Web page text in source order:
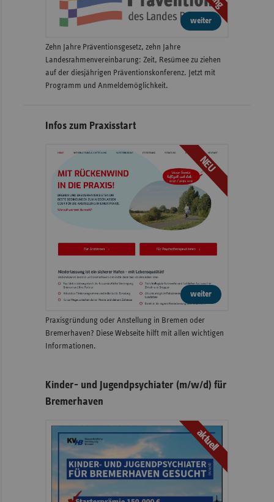
weiter
Zehn Jahre Präventionsgesetz, zehn Jahre
Landesrahmenvereinbarung: Zeit, Resümee zu ziehen
auf der diesjährigen Präventionskonferenz. Jetzt mit
Programm und Anmeldemöglichkeit.
Infos zum Praxisstart
NEU
weiter
Praxisgründung oder Anstellung in Bremen oder
Bremerhaven? Diese Webseite hilft mit allen wichtigen
Informationen.
Kinder- und Jugendpsychiater (m/w/d) für
Bremerhaven
aktuell